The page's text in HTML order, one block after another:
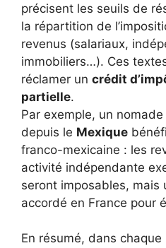
précisent les seuils de
la répartition de
revenus (salariaux,
immobiliers…). Ces
réclamer un crédit
partielle.
Par exemple, un
depuis le Mexique
franco-mexicaine : les
activité indépendante
seront imposables, mais
accordé en France pour
En résumé, dans chaque